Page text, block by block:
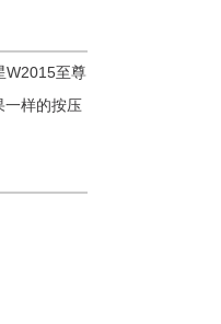
W2015至尊
一样的按压